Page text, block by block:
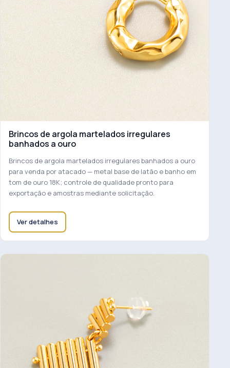
Brincos de argola martelados irregulares
banhados a ouro
Brincos de argola martelados irregulares banhados a ouro
para venda por atacado — metal base de latão e banho em
tom de ouro 18K; controle de qualidade pronto para
exportação e amostras mediante solicitação.
Ver detalhes